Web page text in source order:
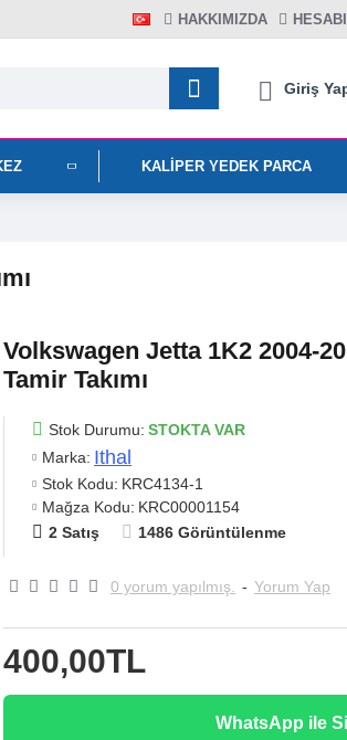
HAKKIMIZDA
Giriş
KALIPER YEDEK PARCA
Volkswagen Jetta 1K2 2004-
Tamir Takımı
Stok Durumu: STOKTA VAR
Marka: Ithal
Stok Kodu: KRC4134-1
Mağza Kodu: KRC00001154
2 Satış
1486 Görüntülenme
0 yorum yapılmış. - Yorum Yap
400,00TL
WhatsApp ile